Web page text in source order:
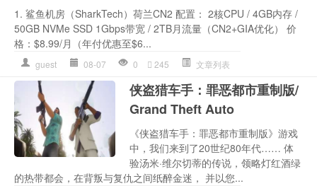
1. 鲨鱼机房（SharkTech）荷兰CN2 配置： 2核CPU / 4GB内存 /
50GB NVMe SSD 1Gbps带宽 / 2TB月流量（CN2+GIA优化） 价
格：$8.99/月（年付优惠至$6...
guest 08-07 0 245 文章列表
侠盗猎车手：罪恶都市重制版/
Grand Theft Auto
《侠盗猎车手：罪恶都市重制版》游戏
中，我们来到了20世纪80年代…… 体
验汤米·维尔切蒂的传说，领略灯红酒绿
的热带都会，在背叛与复仇之间纸醉金迷， 并以您...